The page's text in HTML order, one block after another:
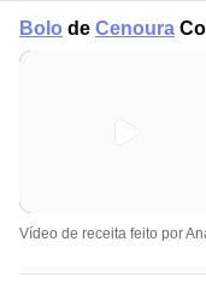
Bolo de Cenoura
Vídeo de receita feito por